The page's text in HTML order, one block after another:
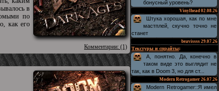
в
по
как его
Комментарии: (1)
бонусный уровень?
Vinylhead 02.08.26
Штука хорошая, как по мне
мастплей, скучно точно не
станет
beavissss 29.07.26
Текстуры и спрайты:
А, понятно. Да, конечно в
таком виде это выглядит не
так, как в Doom 3, но для ст...
Modern Retrogamer 26.07.26
Modern Retrogamer::Я имел